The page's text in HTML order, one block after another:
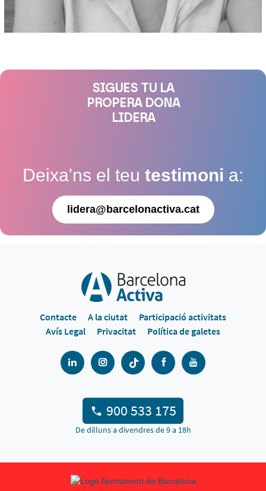
SIGUES TU LA
PROPERA DONA
LIDERA
Deixa'ns el teu testimoni a:
lidera@barcelonactiva.cat
Contacte A la ciutat
Participació activitats
Avís Legal
Privacitat Política de galetes
900 533 175
De dilluns a divendres de 9 a 18h